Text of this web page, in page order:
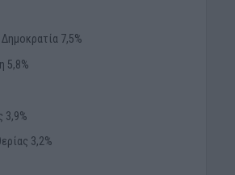
Δημοκρατία 7,5%
5,8%
3,9%
3,2%